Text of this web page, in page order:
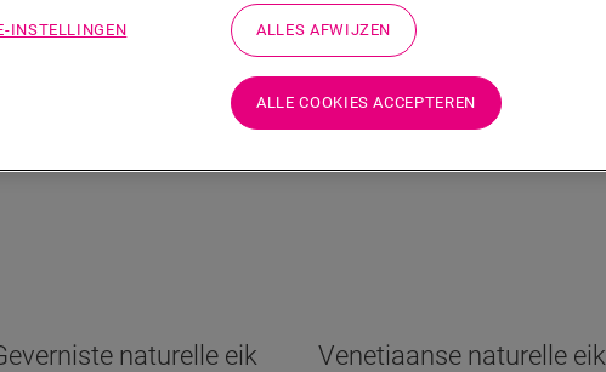
naturelle eik Venetiaanse naturelle eik
INSTELLINGEN ALLES AFWIJZEN
ALLE COOKIES ACCEPTEREN